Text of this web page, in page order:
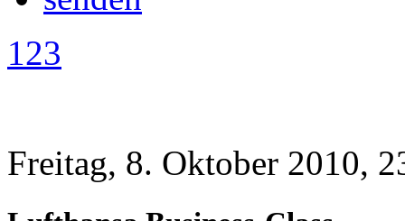
123
Freitag, 8. Oktober 2010,